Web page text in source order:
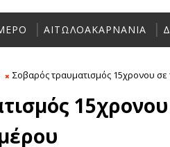
ΑΙΤΩΛΟΑΚΑΡΝΑΝΙΑ
Σοβαρός τραυματισμός 15χρονου